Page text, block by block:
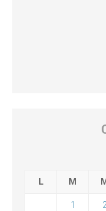
L M M
1 2